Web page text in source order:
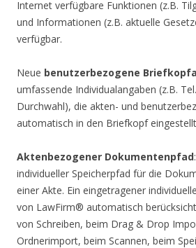
Internet verfügbare Funktionen (z.B.
und Informationen (z.B. aktuelle
verfügbar.
Neue benutzerbezogene
umfassende Individualangaben (z.B.
Durchwahl), die akten- und
automatisch in den Briefkopf
Aktenbezogener Dokumentenpfad
individueller Speicherpfad für die
einer Akte. Ein eingetragener
von LawFirm® automatisch
von Schreiben, beim Drag & Drop
Ordnerimport, beim Scannen, beim